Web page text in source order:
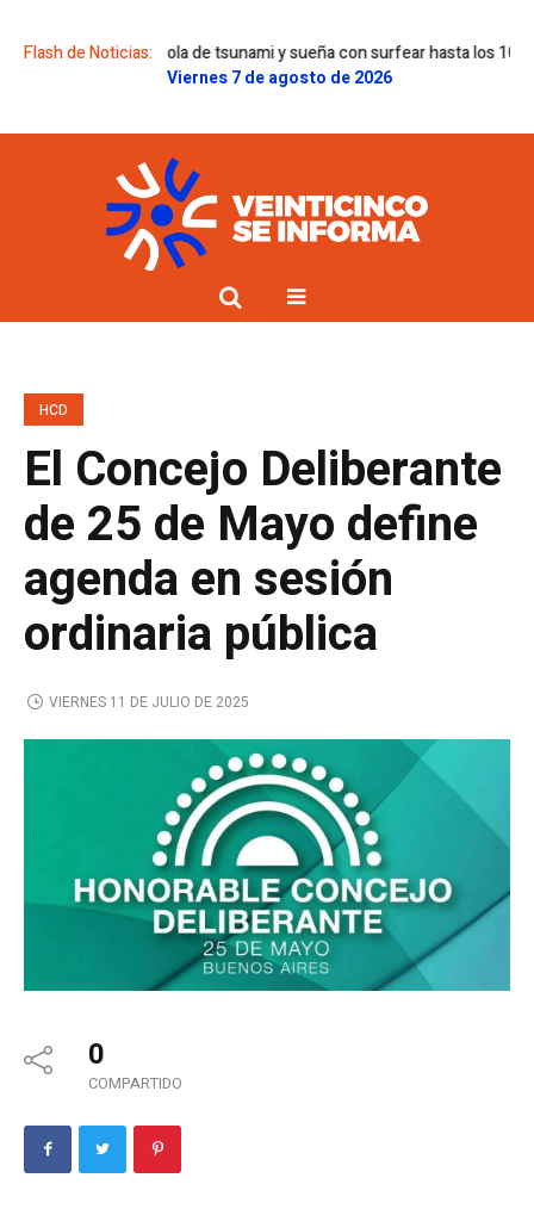
Flash de Noticias:
una ola de tsunami y sueña con surfear hasta los 100 años
Viernes 7 de agosto de 2026
HCD
El Concejo Deliberante
de 25 de Mayo define
agenda en sesión
ordinaria pública
VIERNES 11 DE JULIO DE 2025
0
COMPARTIDO